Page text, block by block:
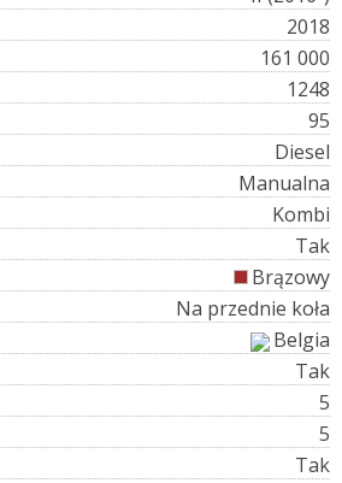
2018
161 000
1248
95
Diesel
Manualna
Kombi
Tak
Brązowy
Na przednie koła
Belgia
Tak
5
5
Tak